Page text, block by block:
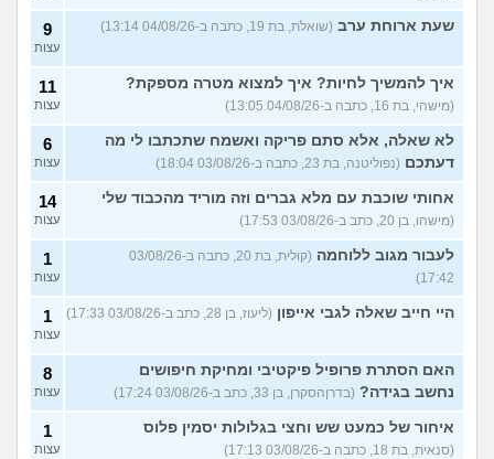
שעת ארוחת ערב (שואלת, בת 19, כתבה ב-04/08/26 13:14) 9
עצות
איך להמשיך לחיות? איך למצוא מטרה מספקת?
(מישהי, בת 16, כתבה ב-04/08/26 13:05)
11
עצות
לא שאלה, אלא סתם פריקה ואשמח שתכתבו לי מה
דעתכם (נפוליטנה, בת 23, כתבה ב-03/08/26 18:04)
6
עצות
אחותי שוכבת עם מלא גברים וזה מוריד מהכבוד שלי
(מישהו, בן 20, כתב ב-03/08/26 17:53)
14
עצות
לעבור מגוב ללוחמה
(קולית, בת 20, כתבה ב-03/08/26
17:42)
1
עצות
היי חייב שאלה לגבי אייפון (ליעוז, בן 28, כתב ב-03/08/26 17:33) 1
עצות
האם הסתרת פרופיל פיקטיבי ומחיקת חיפושים
נחשב בגידה? (בדרןהסקרן, בן 33, כתב ב-03/08/26 17:24)
8
עצות
איחור של כמעט שש וחצי בגלולות יסמין פלוס
(סנאית, בת 18, כתבה ב-03/08/26 17:13)
1
עצות